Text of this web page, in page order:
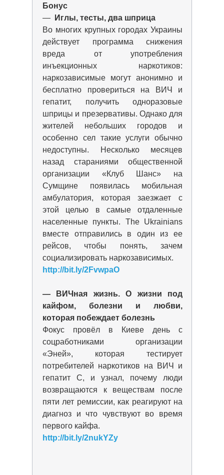
Бонус
—
Иглы, тесты, два шприца
Во многих крупных городах Украины
действует программа снижения
вреда от употребления
инъекционных наркотиков:
наркозависимые могут анонимно и
бесплатно провериться на ВИЧ и
гепатит, получить одноразовые
шприцы и презервативы. Однако для
жителей небольших городов и
особенно сел такие услуги обычно
недоступны. Несколько месяцев
назад стараниями общественной
организации «Клуб Шанс» на
Сумщине появилась мобильная
амбулатория, которая заезжает с
этой целью в самые отдаленные
населенные пункты. The Ukrainians
вместе отправились в один из ее
рейсов, чтобы понять, зачем
социализировать наркозависимых.
http://bit.ly/2FvwpaO
— ВИЧная жизнь. О жизни под
кайфом, болезни и любви,
которая побеждает болезнь
Фокус провёл в Киеве день с
соцработниками организации
«Эней», которая тестирует
потребителей наркотиков на ВИЧ и
гепатит С, и узнал, почему люди
возвращаются к веществам после
пяти лет ремиссии, как реагируют на
диагноз и что чувствуют во время
первого кайфа.
http://bit.ly/2nukYZy